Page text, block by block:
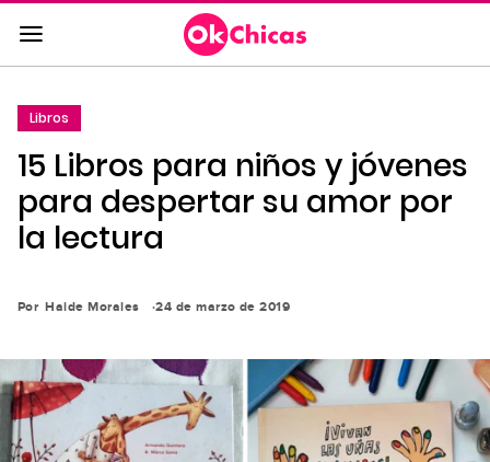
Saltar
al
contenido
la
navegación
principal
Libros
15 Libros para niños y jóvenes
para despertar su amor por
la lectura
Por Haide Morales 24 de marzo de 2019